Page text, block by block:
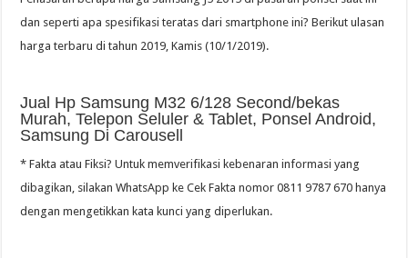
dan seperti apa spesifikasi teratas dari smartphone ini? Berikut ulasan
harga terbaru di tahun 2019, Kamis (10/1/2019).
Jual Hp Samsung M32 6/128 Second/bekas
Murah, Telepon Seluler & Tablet, Ponsel Android,
Samsung Di Carousell
* Fakta atau Fiksi? Untuk memverifikasi kebenaran informasi yang
dibagikan, silakan WhatsApp ke Cek Fakta nomor 0811 9787 670 hanya
dengan mengetikkan kata kunci yang diperlukan.